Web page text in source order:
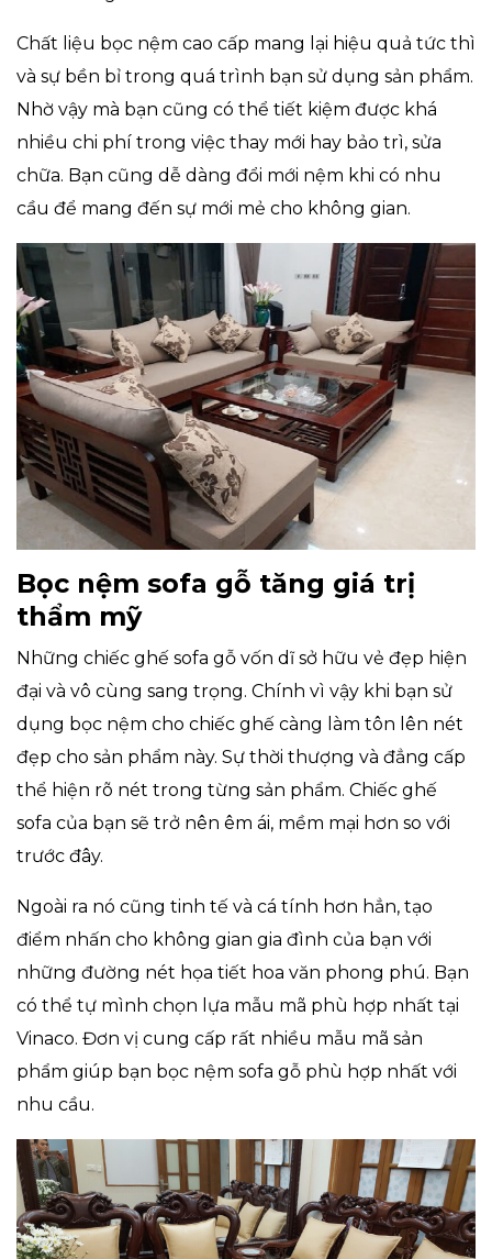
Chất liệu bọc nệm cao cấp mang lại hiệu quả tức thì
và sự bền bỉ trong quá trình bạn sử dụng sản phẩm.
Nhờ vậy mà bạn cũng có thể tiết kiệm được khá
nhiều chi phí trong việc thay mới hay bảo trì, sửa
chữa. Bạn cũng dễ dàng đổi mới nệm khi có nhu
cầu để mang đến sự mới mẻ cho không gian.
Bọc nệm sofa gỗ tăng giá trị
thẩm mỹ
Những chiếc ghế sofa gỗ vốn dĩ sở hữu vẻ đẹp hiện
đại và vô cùng sang trọng. Chính vì vậy khi bạn sử
dụng bọc nệm cho chiếc ghế càng làm tôn lên nét
đẹp cho sản phẩm này. Sự thời thượng và đẳng cấp
thể hiện rõ nét trong từng sản phẩm. Chiếc ghế
sofa của bạn sẽ trở nên êm ái, mềm mại hơn so với
trước đây.
Ngoài ra nó cũng tinh tế và cá tính hơn hẳn, tạo
điểm nhấn cho không gian gia đình của bạn với
những đường nét họa tiết hoa văn phong phú. Bạn
có thể tự mình chọn lựa mẫu mã phù hợp nhất tại
Vinaco. Đơn vị cung cấp rất nhiều mẫu mã sản
phẩm giúp bạn bọc nệm sofa gỗ phù hợp nhất với
nhu cầu.